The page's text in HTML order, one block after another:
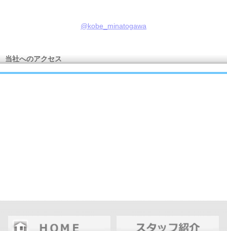
@kobe_minatogawa
当社へのアクセス